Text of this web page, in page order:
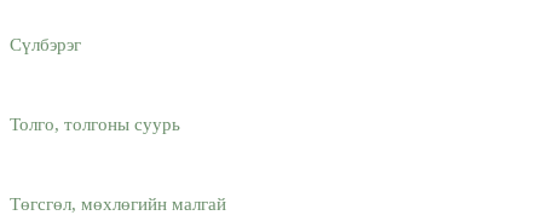
Сүлбэрэг
Толго, толгоны суурь
Төгсгөл, мөхлөгийн малгай